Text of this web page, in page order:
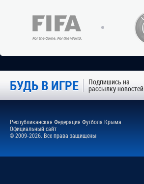
БУДЬ В ИГРЕ Подпишись на
рассылку новостей
Республиканская Федерация Футбола Крыма
Официальный сайт
© 2009-2026. Все права защищены